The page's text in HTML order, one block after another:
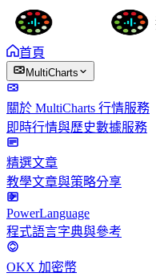
首頁
MultiCharts
關於 MultiCharts 行情服務
即時行情與歷史數據服務
精選文章
教學文章與策略分享
PowerLanguage
程式語言字典與參考
OKX 加密幣